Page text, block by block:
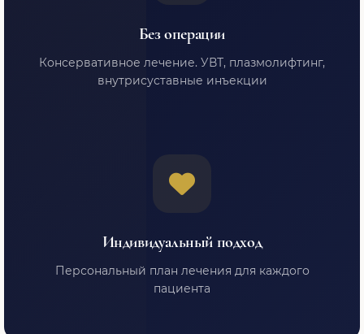
Без операции
Консервативное лечение. УВТ, плазмолифтинг,
внутрисуставные инъекции
Индивидуальный подход
Персональный план лечения для каждого
пациента